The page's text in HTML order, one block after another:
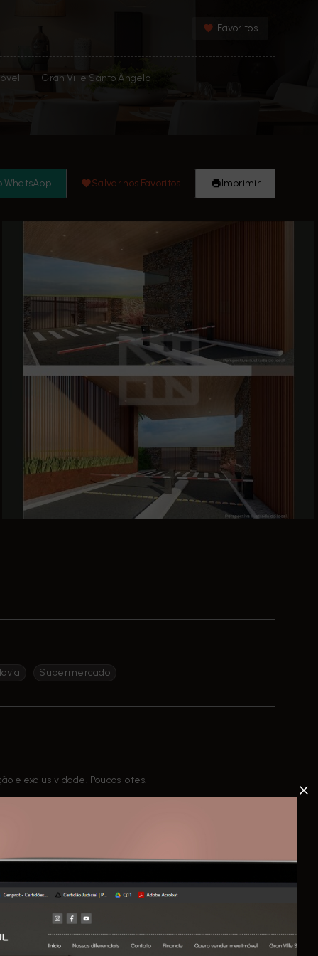
Favoritos
Gran Ville Santo Ângelo
WhatsApp Salvar nos Favoritos Imprimir
Supermercado
e exclusividade! Poucos lotes.